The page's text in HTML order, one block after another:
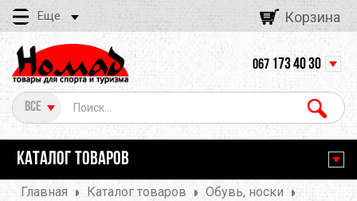
Еще Корзина
Все
067 173 40 30
КАТАЛОГ ТОВАРОВ
Главная Каталог товаров
Обувь, носки